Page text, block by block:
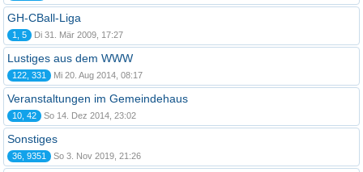
GH-CBall-Liga
1, 5 Di 31. Mär 2009, 17:27
Lustiges aus dem WWW
122, 331 Mi 20. Aug 2014, 08:17
Veranstaltungen im Gemeindehaus
10, 42 So 14. Dez 2014, 23:02
Sonstiges
36, 9351 So 3. Nov 2019, 21:26